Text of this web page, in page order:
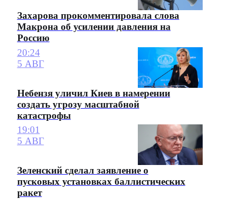
Захарова прокомментировала слова
Макрона об усилении давления на
Россию
20:24
5 АВГ
Небензя уличил Киев в намерении
создать угрозу масштабной
катастрофы
19:01
5 АВГ
Зеленский сделал заявление о
пусковых установках баллистических
ракет